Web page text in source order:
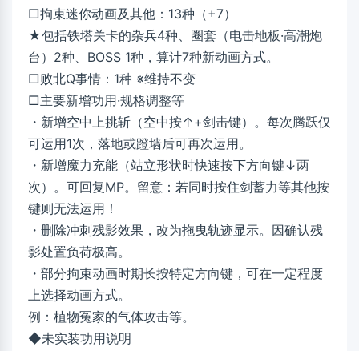
□拘束迷你动画及其他：13种（+7）
★包括铁塔关卡的杂兵4种、圈套（电击地板·高潮炮
台）2种、BOSS 1种，算计7种新动画方式。
□败北Q事情：1种 ※维持不变
□主要新增功用·规格调整等
・新增空中上挑斩（空中按↑+剑击键）。每次腾跃仅
可运用1次，落地或蹬墙后可再次运用。
・新增魔力充能（站立形状时快速按下方向键↓两
次）。可回复MP。留意：若同时按住剑蓄力等其他按
键则无法运用！
・删除冲刺残影效果，改为拖曳轨迹显示。因确认残
影处置负荷极高。
・部分拘束动画时期长按特定方向键，可在一定程度
上选择动画方式。
例：植物冤家的气体攻击等。
◆未实装功用说明